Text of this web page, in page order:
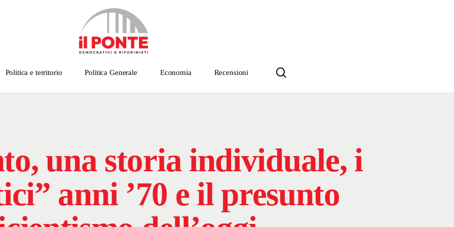
Politica e territorio Politica Generale Economia Recensioni
una storia individuale, i
anni ’70 e il presunto